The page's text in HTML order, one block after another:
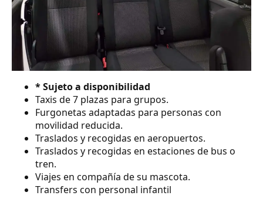
* Sujeto a disponibilidad
Taxis de 7 plazas para grupos.
Furgonetas adaptadas para personas con
movilidad reducida.
Traslados y recogidas en aeropuertos.
Traslados y recogidas en estaciones de bus o
tren.
Viajes en compañía de su mascota.
Transfers con personal infantil